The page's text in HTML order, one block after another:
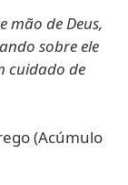
mão de Deus,
sobre ele
cuidado de
(Acúmulo